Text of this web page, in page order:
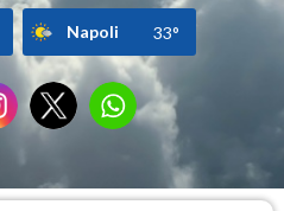
Napoli 33°